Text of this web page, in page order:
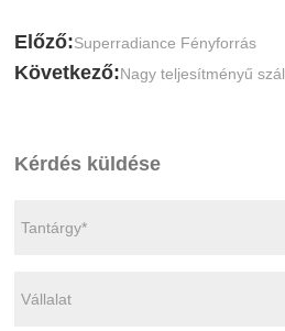
Előző:Superradiance Fényforrás
Következő:Nagy teljesítményű
Kérdés küldése